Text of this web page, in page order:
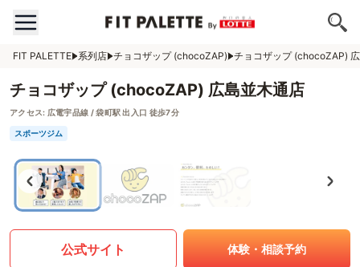
FIT PALETTE 系列店 チョコザップ (chocoZAP) チョコザップ (chocoZAP)
チョコザップ (chocoZAP) 広島並木通店
アクセス: 広電宇品線 / 袋町駅 出入口 徒歩7分
スポーツジム
公式サイト 体験・相談予約